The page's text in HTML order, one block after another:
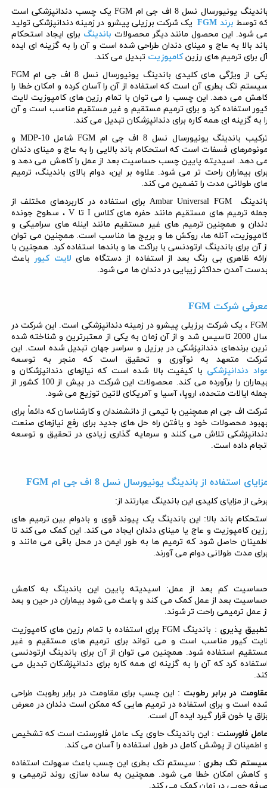
یونیورسال نسل 8 اف جی ام FGMیک چسب دندانپزشکی است
توسط برند FGM یک شرکت برزیلی پیشرو در زمینه دندانپزشکی تولید
شود. این محصول مانند دیگر محصولات باندینگ برای ایجاد استحکام
بالا به عاج و مینای دندان طراحی شده است و آن را به گزینه ای ایده
برای ترمیم های رزینکامپوزیت تبدیل می کند.
از ویژگی های کلیدی باندینگ یونیورسال نسل 8 اف جی ام
FGM
تک بطری آن است که استفاده از آن را آسان کرده و امکان خطا را
می دهد. این چسب را می توان با تمام رزین های کامپوزیت لایت
استفاده کرد و برای ترمیم مستقیم و غیر مستقیم مناسب است و آن
به گزینه ای همه کاره برای دندانپزشکان تبدیل می کند.
باندینگ یونیورسال نسل 8 اف جی ام
FGMشامل 10- MDP و
فسفات است که استحکام باند بالایی را به عاج و مینای دندان
دهد. اسیدیته پایین چسب حساسیت بعد از عمل را کاهش می دهد و
بیماران راحت تر می شود. علاوه بر این، دوام بالای باندینگ، ترمیم
طولانی مدت را تضمین می کند.
FGM
برای استفاده در کاربردهای مختلف از
ترمیم های مستقیم مانند حفره های کلاس I تاV ، سطوح جونده
و همچنین ترمیم های غیر مستقیم مانند اینله های سرامیکی و
آنله ها، روکش ها و بریج ها مناسب است. همچنین می توان
آن برای باندینگ ارتودنسی با براکت ها و باندها استفاده کرد. همچنین با
ظاهری بی رنگ بعد از استفاده از دستگاه های لایت کیور باعث
آمدن حداکثر زیبایی در دندان ها می شود.
شرکتFGM
، یک شرکت برزیلی پیشرو در زمینه دندانپزشکی است. این شرکت در
سال 2000 تاسیس شد و از آن زمان به یکی از معتبرترین و شناخته شده
برندهای دندانپزشکی در برزیل و سراسر جهان تبدیل شده است. این
متعهد به نوآوری و تحقیق است که منجر به توسعه
دندانپزشکی با کیفیت بالا شده است که نیازهای دندانپزشکان و
بیماران را برآورده می کند. محصولات این شرکت در بیش از 100 کشور از
ایالات متحده، اروپا، آسیا و آمریکای لاتین توزیع می شود.
اف جی ام همچنین با تیمی از دانشمندان و کارشناسان که دائماً برای
محصولات خود و یافتن راه حل های جدید برای رفع نیازهای صنعت
تلاش می کنند و سرمایه گذاری زیادی در تحقیق و توسعه
داده است.
استفاده از باندینگ یونیورسال نسل 8 اف جی ام FGM
از مزایای کلیدی این باندینگ عبارتند از:
باند بالا: این باندینگ یک پیوند قوی و بادوام بین ترمیم های
کامپوزیت و عاج یا مینای دندان ایجاد می کند. این کمک می کند تا
حاصل شود که ترمیم ها به طور ایمن در محل باقی می مانند و
مدت طولانی دوام می آورند.
کم بعد از عمل: اسیدیته پایین این باندینگ به کاهش
بعد از عمل کمک می کند و باعث می شود بیماران در حین و بعد
عمل ترمیمی راحت تر شوند.
پذیری : باندینگ FGMبرای استفاده با تمام رزین های کامپوزیت
کیور مناسب است و می تواند برای ترمیم های مستقیم و غیر
استفاده شود. همچنین می توان از آن برای باندینگ ارتودنسی
کرد که آن را به گزینه ای همه کاره برای دندانپزشکان تبدیل می
در برابر رطوبت : این چسب برای مقاومت در برابر رطوبت طراحی
است و برای استفاده در ترمیم هایی که ممکن است دندان در معرض
یا خون قرار گیرد ایده آل است.
فلورسنت : این باندینگ حاوی یک عامل فلورسنت است که تشخیص
اطمینان از پوشش کامل در طول استفاده را آسان می کند.
تک بطری : سیستم تک بطری این چسب باعث سهولت استفاده
کاهش امکان خطا می شود. همچنین به ساده سازی روند ترمیمی و